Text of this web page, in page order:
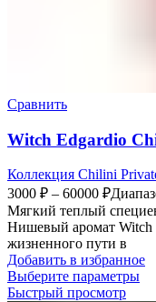
Сравнить
Witch Edgardio
Коллекция Chilini
3000 ₽ – 60000 ₽
Мягкий теплый
Нишевый аромат
жизненного пути в
Добавить в избранное
Выберите параметры
Быстрый просмотр